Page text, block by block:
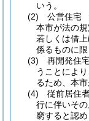
いう。
(2)
公営住宅
本市が法の
若しくは借
係るものに
(3)
再開発住
うことによ
るため、本
(4)
従前居住
行に伴いそ
窮すると認